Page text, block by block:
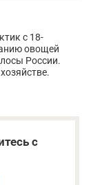
с 18-
овощей
России.
с